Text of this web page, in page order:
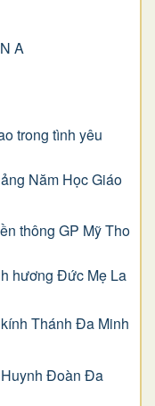
A
trong tình yêu
Năm Học Giáo
thông GP Mỹ Tho
hương Đức Mẹ La
Thánh Đa Minh
Đoàn Đa